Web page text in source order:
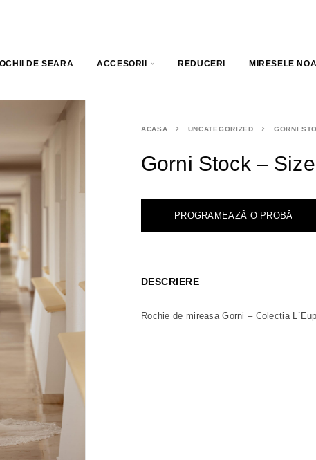
DE SEARA ACCESORII REDUCERI MIRESELE
ACASA UNCATEGORIZED GORNI
Gorni Stock –
<
PROGRAMEAZĂ O PROBĂ
DESCRIERE
Rochie de mireasa Gorni – Colectia